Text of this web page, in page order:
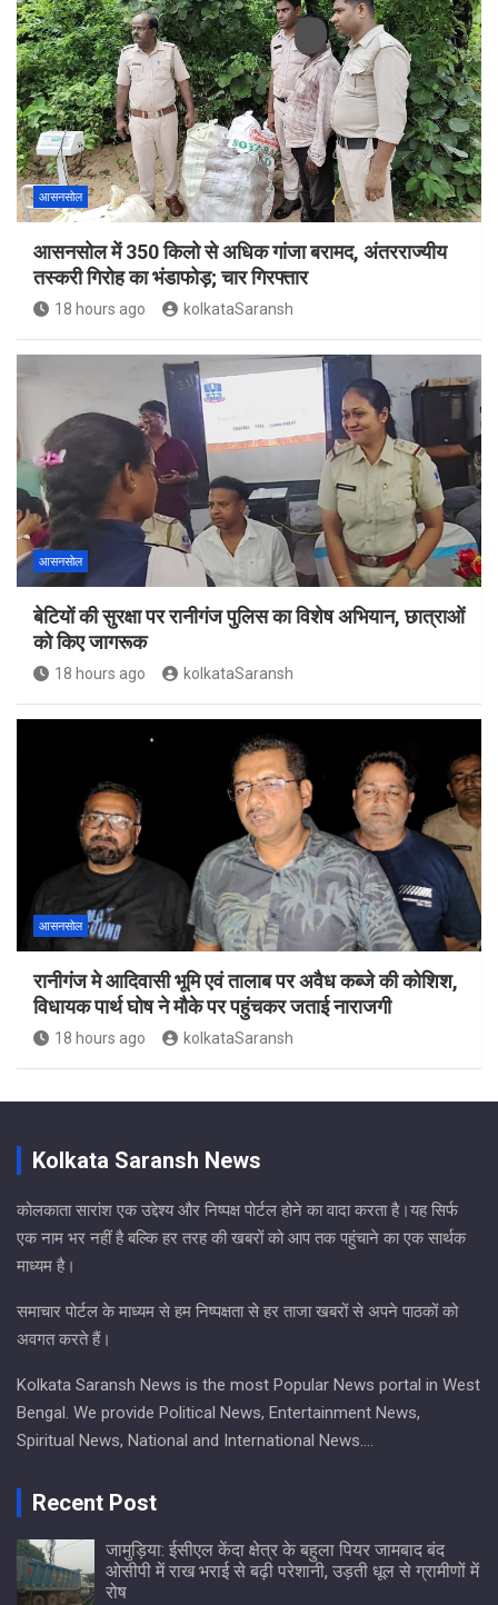
आसनसोल
आसनसोल में 350 किलो से अधिक गांजा बरामद, अंतरराज्यीय
तस्करी गिरोह का भंडाफोड़; चार गिरफ्तार
18 hours ago kolkataSaransh
आसनसोल
बेटियों की सुरक्षा पर रानीगंज पुलिस का विशेष अभियान, छात्राओं
को किए जागरूक
18 hours ago kolkataSaransh
आसनसोल
रानीगंज मे आदिवासी भूमि एवं तालाब पर अवैध कब्जे की कोशिश,
विधायक पार्थ घोष ने मौके पर पहुंचकर जताई नाराजगी
18 hours ago kolkataSaransh
Kolkata Saransh News
कोलकाता सारांश एक उद्देश्य और निष्पक्ष पोर्टल होने का वादा करता है।यह सिर्फ
एक नाम भर नहीं है बल्कि हर तरह की खबरों को आप तक पहुंचाने का एक सार्थक
माध्यम है।
समाचार पोर्टल के माध्यम से हम निष्पक्षता से हर ताजा खबरों से अपने पाठकों को
अवगत करते हैं।
Kolkata Saransh News is the most Popular News portal in West
Bengal. We provide Political News, Entertainment News,
Spiritual News, National and International News….
Recent Post
जामुड़िया: ईसीएल केंदा क्षेत्र के बहुला पियर जामबाद बंद
ओसीपी में राख भराई से बढ़ी परेशानी, उड़ती धूल से ग्रामीणों में
रोष